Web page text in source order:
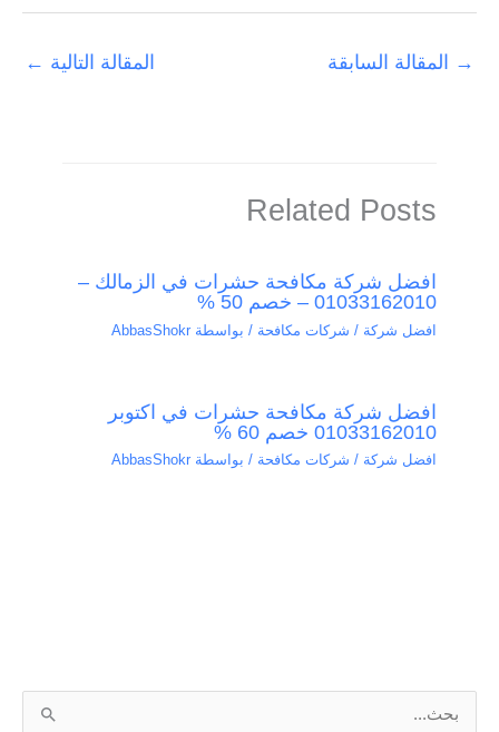
→ المقالة السابقة المقالة التالية ←
Related Posts
افضل شركة مكافحة حشرات في الزمالك –
01033162010 – خصم 50 %
افضل شركة / شركات مكافحة / بواسطة AbbasShokr
افضل شركة مكافحة حشرات في اكتوبر
01033162010 خصم 60 %
افضل شركة / شركات مكافحة / بواسطة AbbasShokr